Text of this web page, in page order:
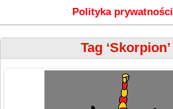
Polityka prywatności
Tag ‘Skorpion’